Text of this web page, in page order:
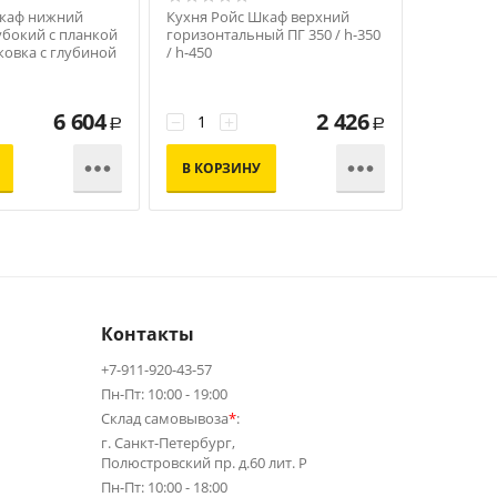
нижний
с планкой
с глубиной
6 604 Р

Кухня Ройс Шкаф верхний
горизонтальный ПГ 350 / h-350
/ h-450
+
− 2 426 Р
В КОРЗИНУ 
Контакты
+7-911-920-43-57
Пн-Пт: 10:00 - 19:00
Склад самовывоза*:
г. Санкт-Петербург,
Полюстровский пр. д.60 лит. Р
Пн-Пт: 10:00 - 18:00